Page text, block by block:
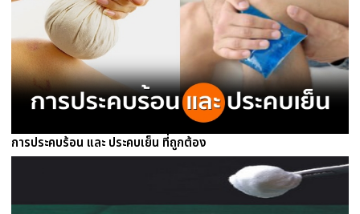
การประคบร้อน และ ประคบเย็น ที่ถูกต้อง